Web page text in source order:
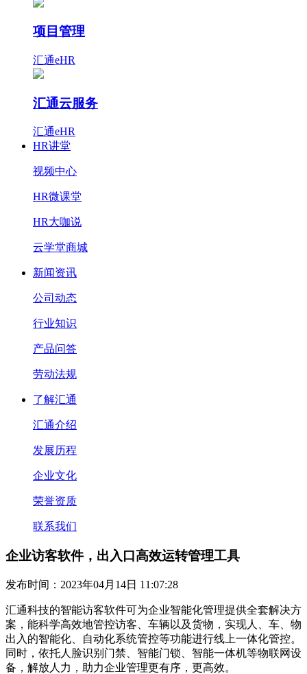
项目管理
汇通eHR
汇通云服务
汇通eHR
HR讲堂
视频中心
HR微课堂
HR大咖说
云学堂商城
新闻资讯
公司动态
行业知识
产品问答
劳动法规
了解汇通
汇通介绍
发展历程
企业文化
荣誉资质
联系我们
企业访客软件，出入口高效运转管理工具
发布时间：2023年04月14日 11:07:28
汇通科技的智能访客软件可为企业智能化管理提供全套解决方
案，能科学高效地管控访客、车辆以及货物，实现人、车、物
出入的智能化、自动化系统管控等功能进行线上一体化管控。
同时，依托人脸识别门禁、智能门锁、智能一体机等物联网设
备，解放人力，助力企业管理更有序，更高效。